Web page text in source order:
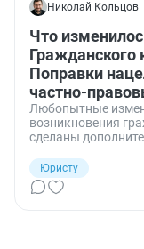
Николай Кольцов
Что
Гражданского
Поправки
частно-
Любопытные
возникновения
сделаны
основание
случаях,
Юристу